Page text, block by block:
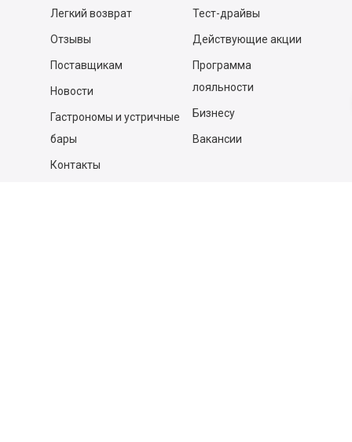
Легкий возврат
Отзывы
Поставщикам
Новости
Гастрономы и устричные
бары
Контакты
Тест-драйвы
Действующие акции
Программа
лояльности
Бизнесу
Вакансии